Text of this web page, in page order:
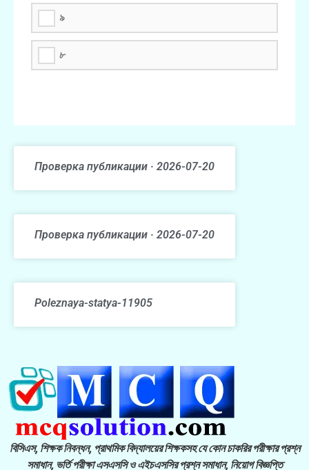
৯
৮
Проверка публикации · 2026-07-20
Проверка публикации · 2026-07-20
Poleznaya-statya-11905
বিসিএস, শিক্ষক নিবন্ধন, প্রাথমিক বিদ্যালয়ের শিক্ষকসহ যে কোন চাকরির পরীক্ষার প্রশ্ন
সমাধান, ভর্তি পরীক্ষা এসএসসি ও এইচএসসির প্রশ্ন সমাধান, নিয়োগ বিজ্ঞপ্তি